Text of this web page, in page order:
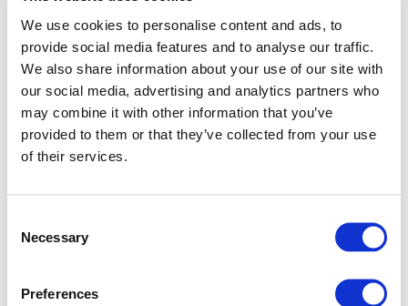
We use cookies to personalise content and ads, to
provide social media features and to analyse our traffic.
We also share information about your use of our site with
our social media, advertising and analytics partners who
may combine it with other information that you’ve
provided to them or that they’ve collected from your use
of their services.
Selection
Necessary
Preferences
популярности.
Вы должны быть готовы к тому, что в один из дней
вы будете совершенно не в ресурсе, чтобы
записывать ролики, работать над идеями,
монтажом. Обезопасьте себя, ситуации бывают
разные: переезды, завалы на работе,
эмоциональное выгорание — готовьте ролики на
Если у вас уже сформировалась база верных
подписчиков, пусть и небольшая, проводите для
переходите на их каналы и оставляйте приятные